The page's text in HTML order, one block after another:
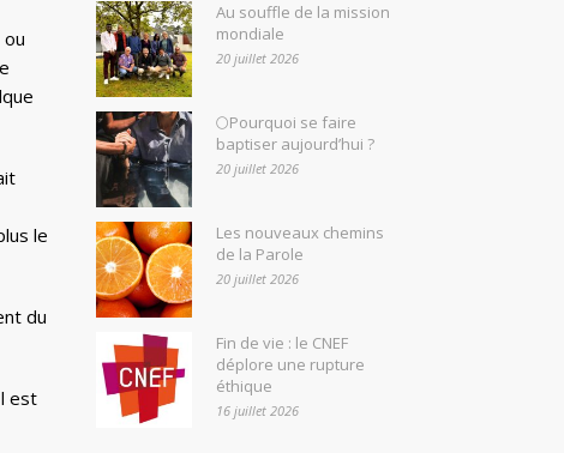
le
du
est
Au souffle de la mission
mondiale
20 juillet 2026
🌕Pourquoi se faire
baptiser aujourd’hui ?
20 juillet 2026
Les nouveaux chemins
de la Parole
20 juillet 2026
Fin de vie : le CNEF
déplore une rupture
éthique
16 juillet 2026